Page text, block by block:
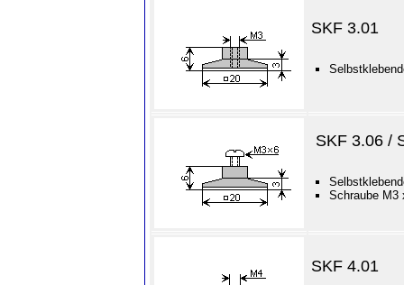
SKF 3.01
SKF 3.06 /
Schraube M3
SKF 4.01